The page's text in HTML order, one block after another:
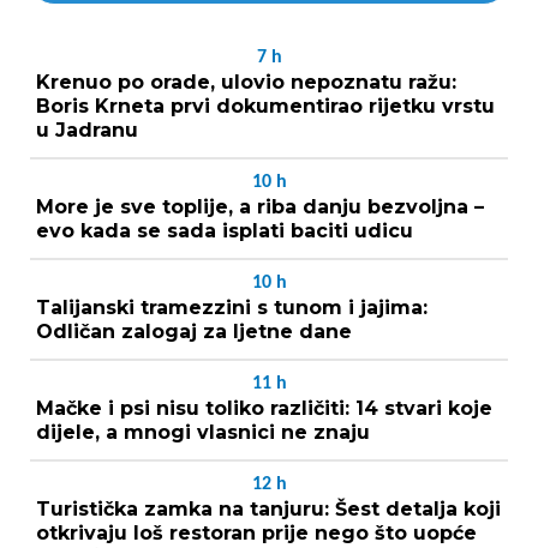
7 h
Krenuo po orade, ulovio nepoznatu ražu:
Boris Krneta prvi dokumentirao rijetku vrstu
u Jadranu
10 h
More je sve toplije, a riba danju bezvoljna –
evo kada se sada isplati baciti udicu
10 h
Talijanski tramezzini s tunom i jajima:
Odličan zalogaj za ljetne dane
11 h
Mačke i psi nisu toliko različiti: 14 stvari koje
dijele, a mnogi vlasnici ne znaju
12 h
Turistička zamka na tanjuru: Šest detalja koji
otkrivaju loš restoran prije nego što uopće